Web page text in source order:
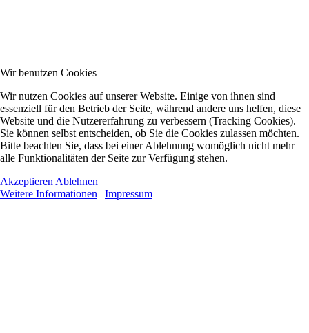
Wir benutzen Cookies
Wir nutzen Cookies auf unserer Website. Einige von ihnen sind
essenziell für den Betrieb der Seite, während andere uns helfen, diese
Website und die Nutzererfahrung zu verbessern (Tracking Cookies).
Sie können selbst entscheiden, ob Sie die Cookies zulassen möchten.
Bitte beachten Sie, dass bei einer Ablehnung womöglich nicht mehr
alle Funktionalitäten der Seite zur Verfügung stehen.
Akzeptieren Ablehnen
Weitere Informationen | Impressum